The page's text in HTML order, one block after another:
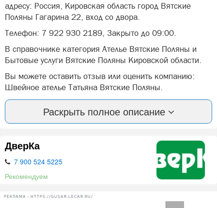
адресу: Россия, Кировская область город Вятские
Поляны Гагарина 22, вход со двора.
Телефон: 7 922 930 2189, Закрыто до 09:00.
В справочнике категория Ателье Вятские Поляны и
Бытовые услуги Вятские Поляны Кировской области.
Вы можете оставить отзыв или оценить компанию:
Швейное ателье Татьяна Вятские Поляны.
А так же, задать вопрос представителями фирмы:
Швейное ателье Татьяна в Вятских Полян.
Подгонка по фигуре, реставрация трикотажа.
Пошив постельного белья.
Режим работы:
Понедельник - санитарный день.
Раскрыть полное описание
ДверКа
7 900 524 5225
Рекомендуем
РЕКЛАМА • HTTPS://GUSAR.LECAR.RU/